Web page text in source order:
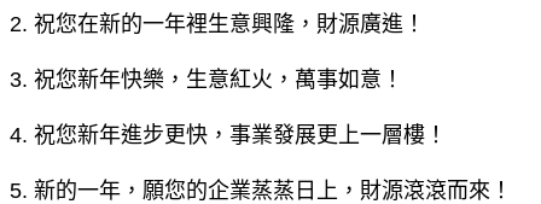
2. 祝您在新的一年裡生意興隆，財源廣進！
3. 祝您新年快樂，生意紅火，萬事如意！
4. 祝您新年進步更快，事業發展更上一層樓！
5. 新的一年，願您的企業蒸蒸日上，財源滾滾而來！